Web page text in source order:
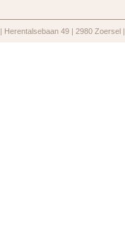
| Herentalsebaan 49 | 2980 Zoersel |